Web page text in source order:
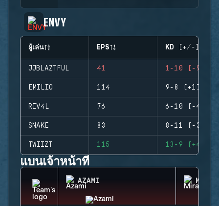
ENVY
ผู้เล่น EPS KD (+/-)
JJBLAZTFUL 41 1-10 (-9)
EMILIO 114 9-8 (+1)
RIV4L 76 6-10 (-4)
SNAKE 83 8-11 (-3)
TWIIZT 115 13-9 (+4)
แบนเจ้าหน้าที่
AZAMI MIRA